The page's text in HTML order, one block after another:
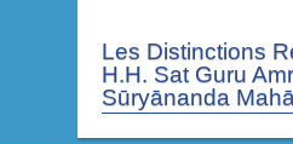
Les Distinctions
H.H. Sat Guru
Sūryānanda